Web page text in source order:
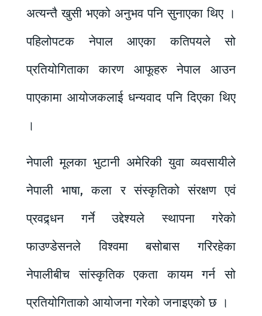
अत्यन्तै खुसी भएको अनुभव पनि सुनाएका थिए ।
पहिलोपटक नेपाल आएका कतिपयले सो
प्रतियोगिताका कारण आफूहरु नेपाल आउन
पाएकामा आयोजकलाई धन्यवाद पनि दिएका थिए
।
नेपाली मूलका भुटानी अमेरिकी युवा व्यवसायीले
नेपाली भाषा, कला र संस्कृतिको संरक्षण एवं
प्रवद्र्धन गर्ने उद्देश्यले स्थापना गरेको
फाउण्डेसनले विश्वमा बसोबास गरिरहेका
नेपालीबीच सांस्कृतिक एकता कायम गर्न सो
प्रतियोगिताको आयोजना गरेको जनाइएको छ ।